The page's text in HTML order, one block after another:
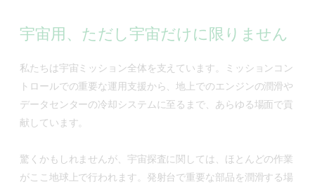
宇宙用、ただし宇宙だけに限りません
私たちは宇宙ミッション全体を支えています。ミッションコン
トロールでの重要な運用支援から、地上でのエンジンの潤滑や
データセンターの冷却システムに至るまで、あらゆる場面で貢
献しています。
驚くかもしれませんが、宇宙探査に関しては、ほとんどの作業
がここ地球上で行われます。発射台で重要な部品を潤滑する場